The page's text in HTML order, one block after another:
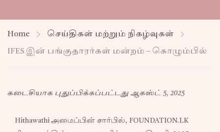
Home செய்திகள் மற்றும் நிகழ்வுகள்
IFES இன் பங்குதாரர்கள் மன்றம் – கொழும்பில்
கடைசியாக புதுப்பிக்கப்பட்டது ஆகஸ்ட் 5, 2025
Hithawathi அமைப்பின் சார்பில், FOUNDATION.LK